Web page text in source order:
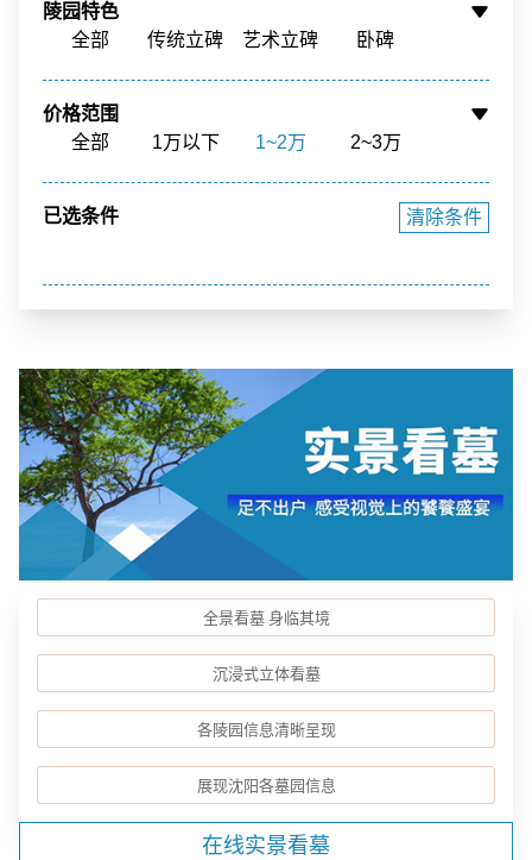
辽中区
陵园特色
全部
传统立碑 艺术立碑
卧碑
树葬
壁葬 花坛葬
骨灰墙
骨灰寄存
价格范围
全部
1万以下 1~2万
2~3万
3~4万
4~5万 5~10万
10~15万
15~20万
已选条件 清除条件
全景看墓 身临其境
沉浸式立体看墓
各陵园信息清晰呈现
展现沈阳各墓园信息
在线实景看墓